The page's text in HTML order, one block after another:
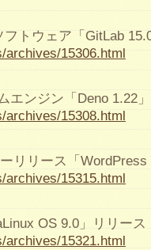
トウェア「GitLab
15306.html
エンジン「Deno 1.22
15308.html
リリース「
15315.html
OS 9.0」リリース
15321.html